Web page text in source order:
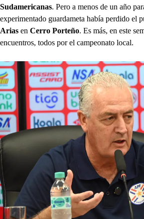
Sudamericanas. Pero a menos de un año
experimentado guardameta había perdido el
Arias en Cerro Porteño. Es más, en este
encuentros, todos por el campeonato local.